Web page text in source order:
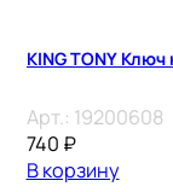
KING TONY
Арт.: 19200608
740 ₽
В корзину